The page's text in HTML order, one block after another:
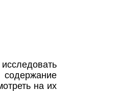
на их